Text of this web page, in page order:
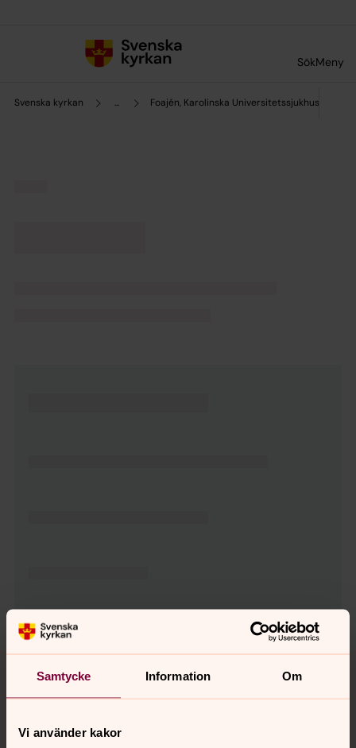
Samtycke Information Om
Vi använder kakor
SökMeny
Svenska kyrkan ... Foajén, Karolinska Universitetssjukhuset Solna
Tillbaka till toppen
Tillbaka till innehållet
Kontakt